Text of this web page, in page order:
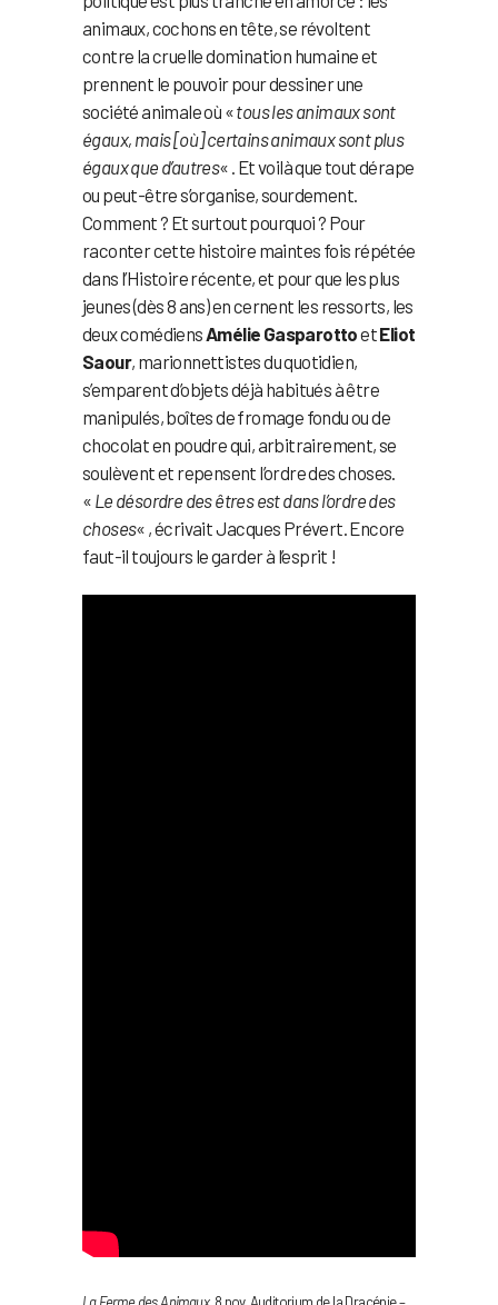
animaux, cochons en tête, se révoltent
contre la cruelle domination humaine et
prennent le pouvoir pour dessiner une
société animale où «tous les animaux sont
égaux, mais [où] certains animaux sont plus
égaux que d’autres« . Et voilà que tout dérape
ou peut-être s’organise, sourdement.
Comment ? Et surtout pourquoi ? Pour
raconter cette histoire maintes fois répétée
dans l’Histoire récente, et pour que les plus
jeunes (dès 8 ans) en cernent les ressorts, les
deux comédiens Amélie GasparottoetEliot
Saour, marionnettistes du quotidien,
s’emparent d’objets déjà habitués à être
manipulés, boîtes de fromage fondu ou de
chocolat en poudre qui, arbitrairement, se
soulèvent et repensent l’ordre des choses.
« Le désordre des êtres est dans l’ordre des
choses« , écrivait Jacques Prévert. Encore
faut-il toujours le garder à l’esprit !